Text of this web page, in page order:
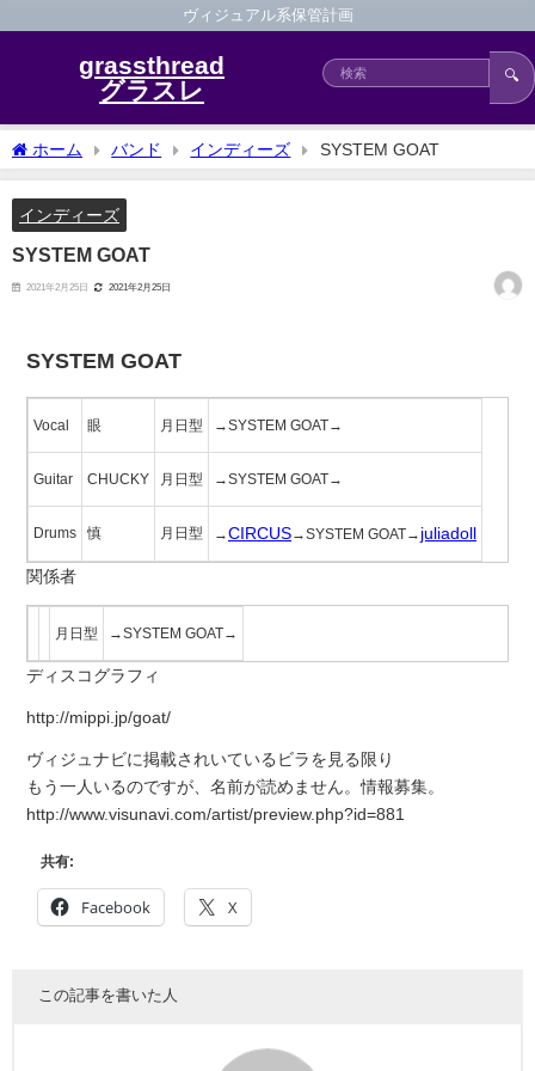
ヴィジュアル系保管計画
grassthread
グラスレ
🔍
ホーム バンド インディーズ SYSTEM GOAT
インディーズ
SYSTEM GOAT
2021年2月25日 2021年2月25日
SYSTEM GOAT
Vocal 眼 月日型 →SYSTEM GOAT→
Guitar CHUCKY 月日型 →SYSTEM GOAT→
Drums 慎 月日型 →CIRCUS→SYSTEM GOAT→ juliadoll
関係者
月日型 →SYSTEM GOAT→
ディスコグラフィ
http://mippi.jp/goat/
ヴィジュナビに掲載されいているビラを見る限り
もう一人いるのですが、名前が読めません。情報募集。
http://www.visunavi.com/artist/preview.php?id=881
共有:
Facebook X
この記事を書いた人